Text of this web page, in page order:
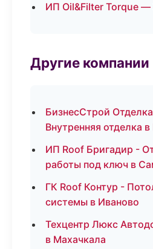
ИП Oil&Filter Torque —
Другие компании
БизнесСтрой
Внутренняя отделка в
ИП Roof Бригадир -
работы под ключ в
ГК Roof Контур -
системы в Иваново
Техцентр Люкс
в Махачкала